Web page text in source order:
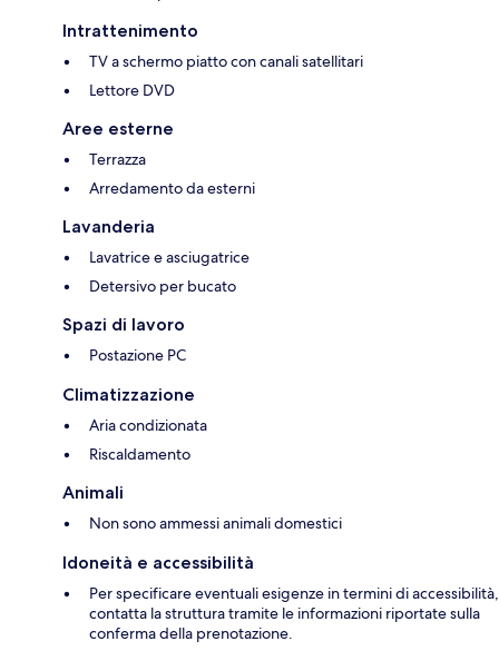
Intrattenimento
TV a schermo piatto con canali satellitari
Lettore DVD
Aree esterne
Terrazza
Arredamento da esterni
Lavanderia
Lavatrice e asciugatrice
Detersivo per bucato
Spazi di lavoro
Postazione PC
Climatizzazione
Aria condizionata
Riscaldamento
Animali
Non sono ammessi animali domestici
Idoneità e accessibilità
Per specificare eventuali esigenze in termini di accessibilità,
contatta la struttura tramite le informazioni riportate sulla
conferma della prenotazione.